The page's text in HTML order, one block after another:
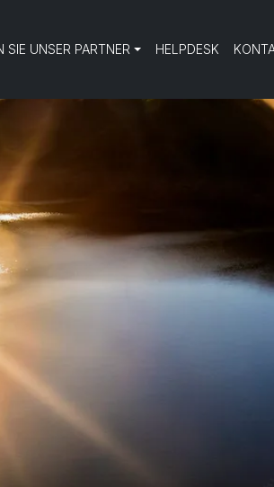
SIE UNSER PARTNER HELPDESK